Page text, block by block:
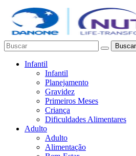
Buscar
Infantil
Infantil
Planejamento
Gravidez
Primeiros Meses
Criança
Dificuldades Alimentares
Adulto
Adulto
Alimentação